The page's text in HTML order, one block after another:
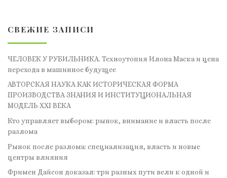
СВЕЖИЕ ЗАПИСИ
ЧЕЛОВЕК У РУБИЛЬНИКА. Техноутопия Илона Маска и цена
перехода в машинное будущее
АВТОРСКАЯ НАУКА КАК ИСТОРИЧЕСКАЯ ФОРМА
ПРОИЗВОДСТВА ЗНАНИЯ И ИНСТИТУЦИОНАЛЬНАЯ
МОДЕЛЬ XXI ВЕКА
Кто управляет выбором: рынок, внимание и власть после
разлома
Рынок после разлома: специализация, власть и новые
центры влияния
Фримен Дайсон доказал: три разных пути вели к одной и